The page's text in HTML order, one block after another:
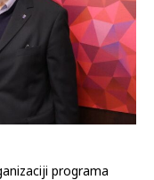
programa